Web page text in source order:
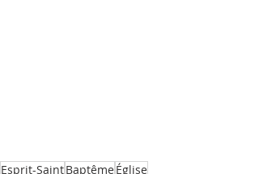
Esprit-SaintBaptêmeÉglise